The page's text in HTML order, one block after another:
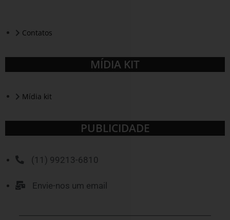
Contatos
MÍDIA KIT
Mídia kit
PUBLICIDADE
(11) 99213-6810
Envie-nos um email